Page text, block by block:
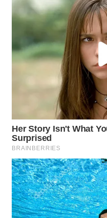
WAHANA
UMKM
WAHANA
WAHANA
OTOMOTIF
WAHANA
HEALTH
WAHANA
DESA